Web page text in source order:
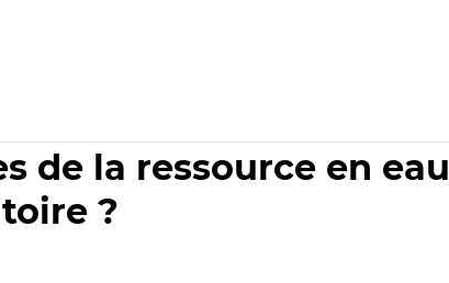
de la ressource en eau
?